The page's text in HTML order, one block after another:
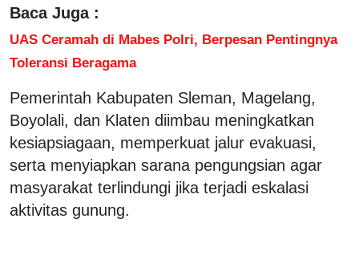
Baca Juga :
UAS Ceramah di Mabes Polri, Berpesan Pentingnya
Toleransi Beragama
Pemerintah Kabupaten Sleman, Magelang,
Boyolali, dan Klaten diimbau meningkatkan
kesiapsiagaan, memperkuat jalur evakuasi,
serta menyiapkan sarana pengungsian agar
masyarakat terlindungi jika terjadi eskalasi
aktivitas gunung.